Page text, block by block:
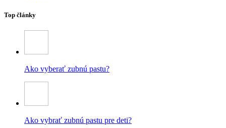
Top články
Ako vyberať zubnú pastu?
Ako vybrať zubnú pastu pre deti?